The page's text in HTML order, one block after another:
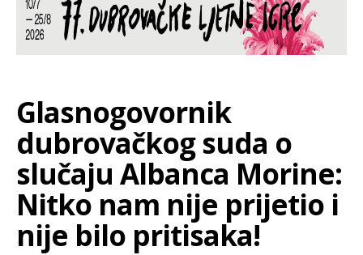
Glasnogovornik
dubrovačkog suda o
slučaju Albanca Morine:
Nitko nam nije prijetio i
nije bilo pritisaka!